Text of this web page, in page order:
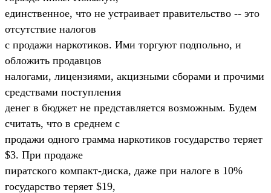
единственное, что не устраивает правительство -- это
отсутствие налогов
с продажи наркотиков. Ими торгуют подпольно, и
обложить продавцов
налогами, лицензиями, акцизными сборами и прочими
средствами поступления
денег в бюджет не представляется возможным. Будем
считать, что в среднем с
продажи одного грамма наркотиков государство теряет
$3. При продаже
пиратского компакт-диска, даже при налоге в 10%
государство теряет $19,